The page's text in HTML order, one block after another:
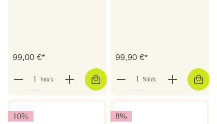
99,00 €*
Stück
99,90 €*
Stück
10% 8%